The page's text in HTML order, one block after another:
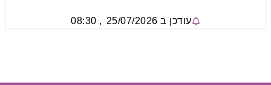
עודכן ב 25/07/2026
,
08:30